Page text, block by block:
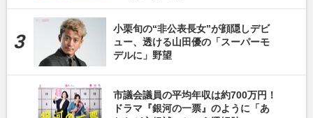
小栗旬の“非公表長女”が顔隠しデビ
ュー、透ける山田優の「スーパーモ
デルに」野望
市議会議員の平均年収は約700万円！
ドラマ『銀河の一票』のように「あ